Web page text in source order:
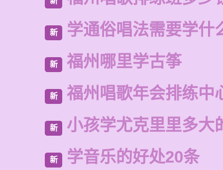
新 学通俗唱法需要学什
新 福州哪里学古筝
新 福州唱歌年会排练中
新 小孩学尤克里里多大
新 学音乐的好处20条